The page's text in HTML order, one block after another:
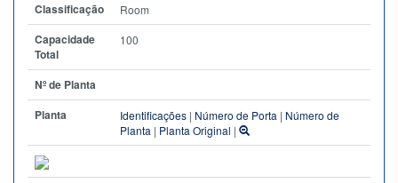
Classificação Room
Capacidade
Total
100
Nº de Planta
Planta
Identificações | Número de Porta | Número de
Planta | Planta Original |